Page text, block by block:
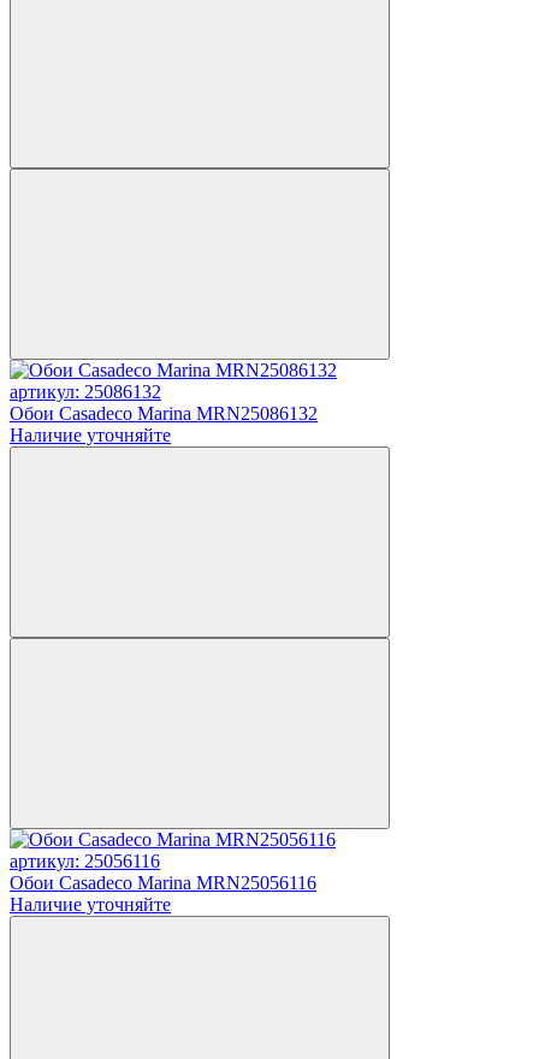
артикул: 25086132
Обои Casadeco Marina MRN25086132
Наличие уточняйте
артикул: 25056116
Обои Casadeco Marina MRN25056116
Наличие уточняйте